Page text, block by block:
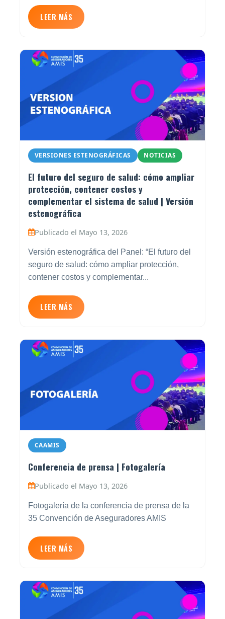
LEER MÁS
VERSIONES ESTENOGRÁFICAS NOTICIAS
El futuro del seguro de salud: cómo ampliar
protección, contener costos y
complementar el sistema de salud | Versión
estenográfica
Publicado el Mayo 13, 2026
Versión estenográfica del Panel: “El futuro del
seguro de salud: cómo ampliar protección,
contener costos y complementar...
LEER MÁS
CAAMIS
Conferencia de prensa | Fotogalería
Publicado el Mayo 13, 2026
Fotogalería de la conferencia de prensa de la
35 Convención de Aseguradores AMIS
LEER MÁS